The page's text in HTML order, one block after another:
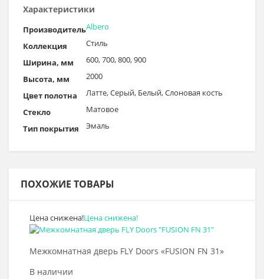
Характеристики
ПроизводительAlbero
Коллекция
Стиль
Ширина, мм
600, 700, 800, 900
Высота, мм
2000
Цвет полотна
Латте, Серый, Белый, Слоновая кость
Стекло
Матовое
Тип покрытия
Эмаль
ПОХОЖИЕ ТОВАРЫ
Цена снижена!Цена снижена!
Межкомнатная дверь FLY Doors «FUSION FN 31»
В наличии
Выбрать >